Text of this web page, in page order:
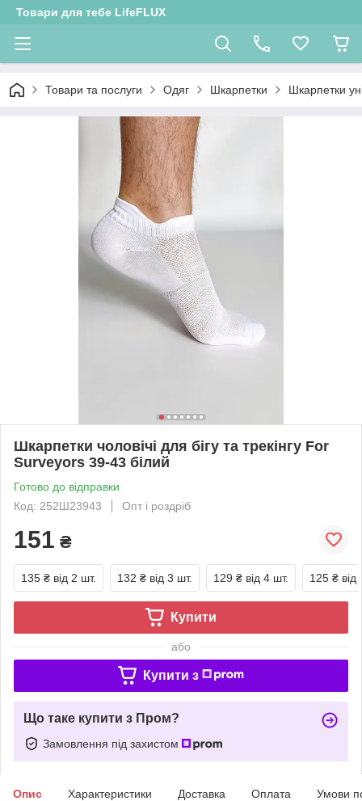
Товари для тебе LifeFLUX
Товари та послуги Одяг Шкарпетки Шкарпетки
Шкарпетки чоловічі для бігу та трекінгу For
Surveyors 39-43 білий
Готово до відправки
Код: 252Ш23943
Опт і роздріб
151 ₴
135 ₴ від 2 шт. 132 ₴ від 3 шт. 129 ₴ від 4 шт. 125 ₴ від
Купити
або
Купити з
Що таке купити з Пром?
Замовлення під захистом
Опис Характеристики Доставка Оплата Умови